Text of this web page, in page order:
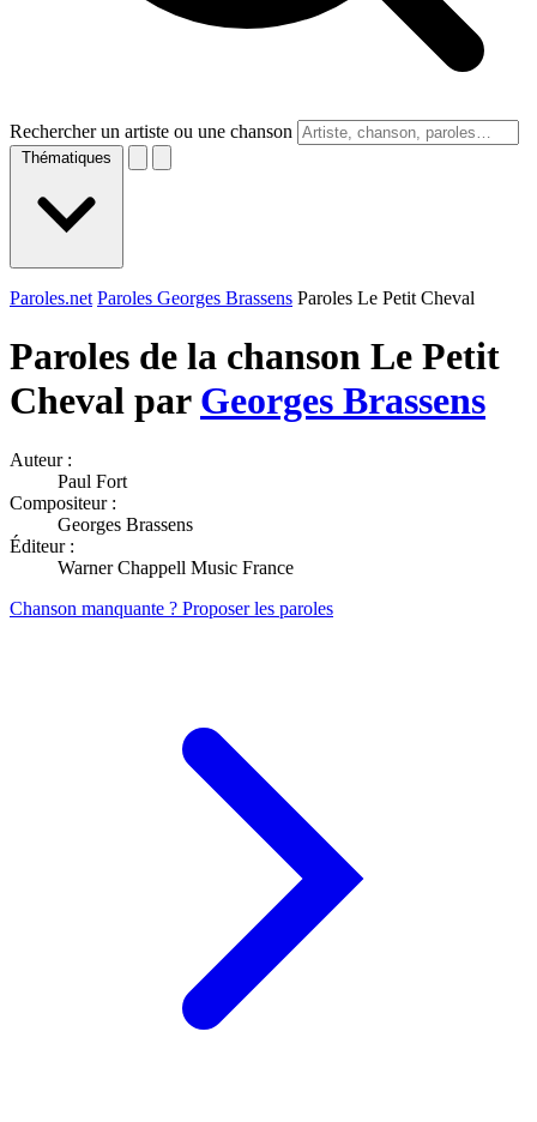
Rechercher un artiste ou une chanson
Thématiques
Paroles.net Paroles Georges Brassens Paroles Le Petit Cheval
Paroles de la chanson Le Petit
Cheval par Georges Brassens
Auteur :
Paul Fort
Compositeur :
Georges Brassens
Éditeur :
Warner Chappell Music France
Chanson manquante ? Proposer les paroles